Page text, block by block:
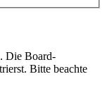
Die Board-
Bitte beachte